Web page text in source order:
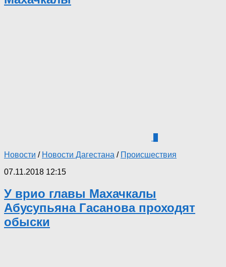
Новости / Новости Дагестана / Происшествия
07.11.2018 12:15
У врио главы Махачкалы
Абусупьяна Гасанова проходят
обыски